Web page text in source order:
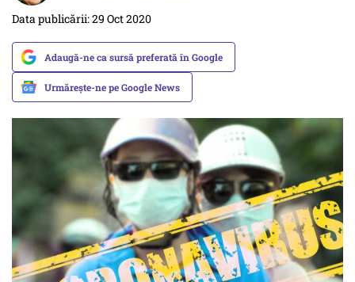
Data publicării: 29 Oct 2020
Adaugă-ne ca sursă preferată în Google
Urmărește-ne pe Google News